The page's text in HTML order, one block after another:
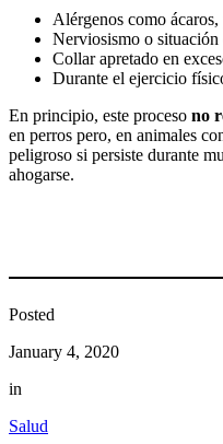
Alérgenos como ácaros,
Nerviosismo o situación
Collar apretado en
Durante el ejercicio
En principio, este proceso no
en perros pero, en animales
peligroso si persiste durante
ahogarse.
Posted
January 4, 2020
in
Salud